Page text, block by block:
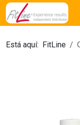
Está aquí: FitLine